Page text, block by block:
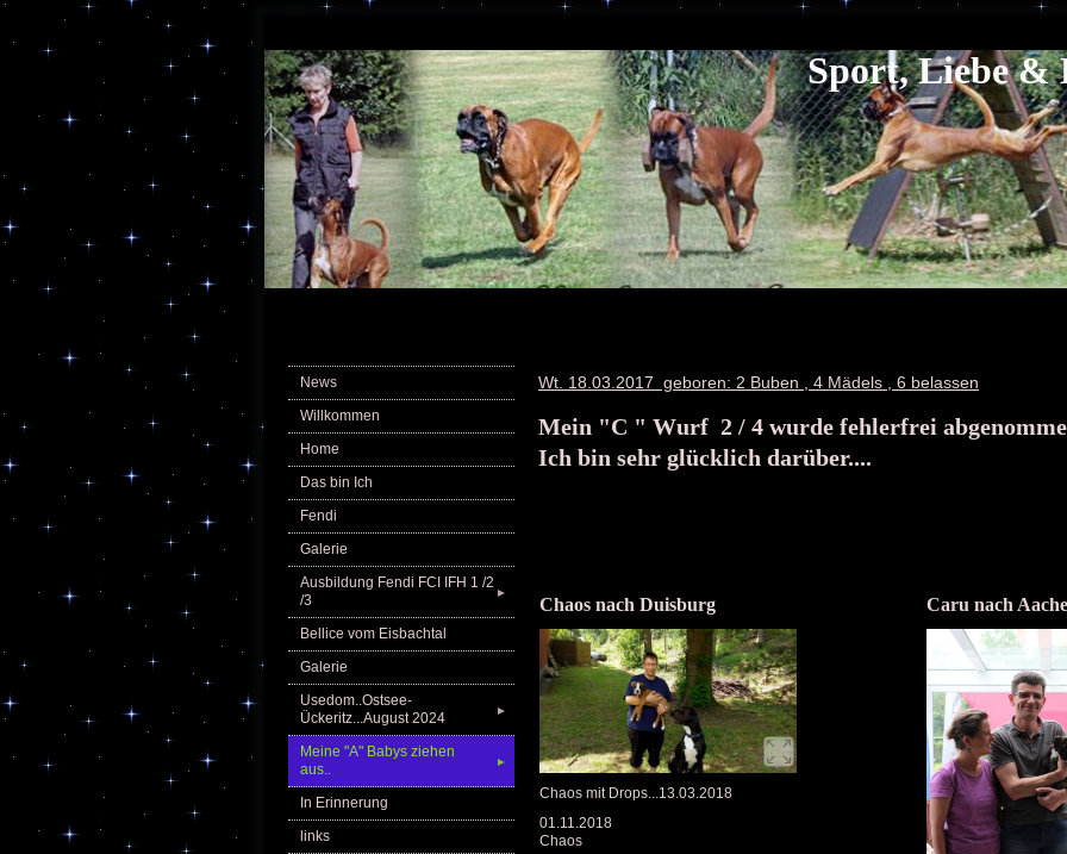
Sport, Liebe &
News
Willkommen
Home
Das bin Ich
Fendi
Galerie
Ausbildung Fendi FCI IFH 1 /2
/3
►
Bellice vom Eisbachtal
Galerie
Usedom..Ostsee-
Ückeritz...August 2024
►
Meine "A" Babys ziehen
aus..
►
In Erinnerung
links
Wt. 18.03.2017 geboren: 2 Buben , 4 Mädels , 6 belassen
Mein "C " Wurf 2 / 4 wurde fehlerfrei
Ich bin sehr glücklich darüber....
Chaos nach Duisburg
Chaos mit Drops...13.03.2018
01.11.2018
Chaos
Caru nach